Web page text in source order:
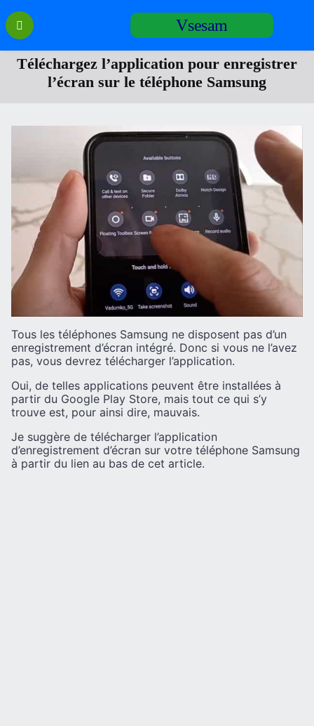
Перейти
содержанию
Vsesam
Téléchargez l’application pour enregistrer
l’écran sur le téléphone Samsung
Tous les téléphones Samsung ne disposent pas d’un
enregistrement d’écran intégré. Donc si vous ne l’avez
pas, vous devrez télécharger l’application.
Oui, de telles applications peuvent être installées à
partir du Google Play Store, mais tout ce qui s’y
trouve est, pour ainsi dire, mauvais.
Je suggère de télécharger l’application
d’enregistrement d’écran sur votre téléphone Samsung
à partir du lien au bas de cet article.